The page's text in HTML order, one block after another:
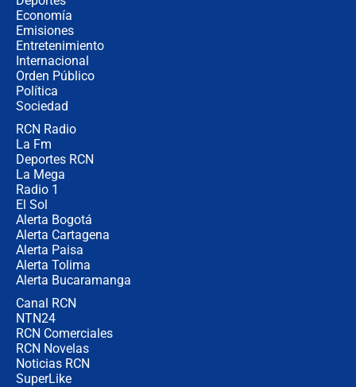
Economía
Emisiones
Entretenimiento
Internacional
Orden Público
Política
Sociedad
RCN Radio
La Fm
Deportes RCN
La Mega
Radio 1
El Sol
Alerta Bogotá
Alerta Cartagena
Alerta Paisa
Alerta Tolima
Alerta Bucaramanga
Canal RCN
NTN24
RCN Comerciales
RCN Novelas
Noticias RCN
SuperLike